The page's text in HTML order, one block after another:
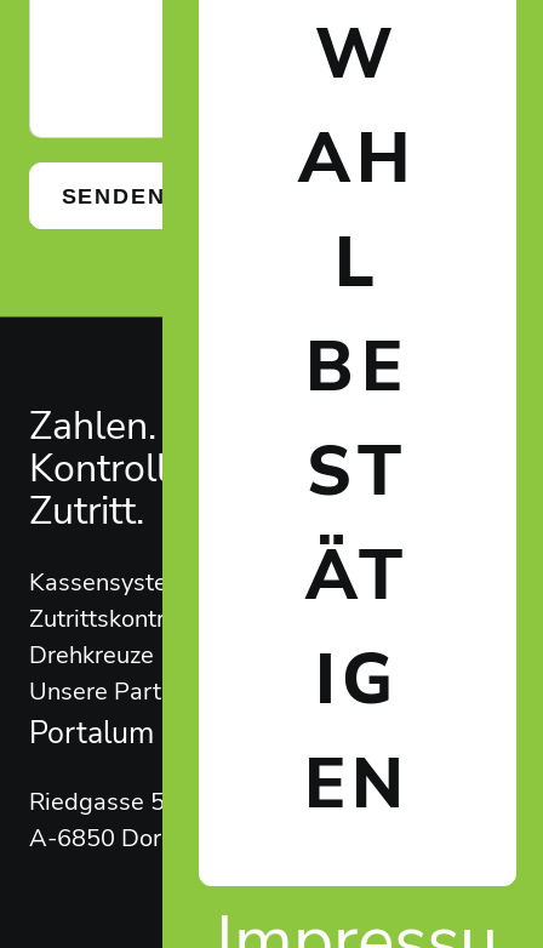
W
AH
L
BE
ST
ÄT
IG
EN
SENDEN
Footer
Zahlen.
Kontrolle.
Zutritt.
Kassensysteme
Zutrittskontrolle
Drehkreuze
Unsere Partner
Tel:
+43 5572 949 525
E-Mail:
Portalum GmbH
Riedgasse 50
A-6850 Dornbirn